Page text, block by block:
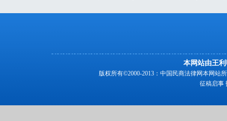
本网站由王
版权所有©2000-2013：中国民商法律网本网站
征稿启事